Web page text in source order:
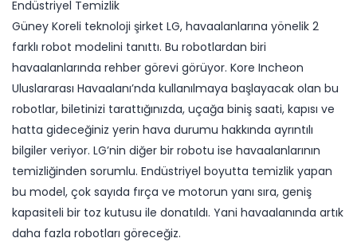
Endüstriyel Temizlik
Güney Koreli teknoloji şirket LG, havaalanlarına yönelik 2
farklı robot modelini tanıttı. Bu robotlardan biri
havaalanlarında rehber görevi görüyor. Kore Incheon
Uluslararası Havaalanı’nda kullanılmaya başlayacak olan bu
robotlar, biletinizi tarattığınızda, uçağa biniş saati, kapısı ve
hatta gideceğiniz yerin hava durumu hakkında ayrıntılı
bilgiler veriyor. LG’nin diğer bir robotu ise havaalanlarının
temizliğinden sorumlu. Endüstriyel boyutta temizlik yapan
bu model, çok sayıda fırça ve motorun yanı sıra, geniş
kapasiteli bir toz kutusu ile donatıldı. Yani havaalanında artık
daha fazla robotları göreceğiz.